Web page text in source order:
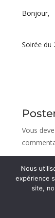
Bonjour,
Soirée du
Vous
©
Nous
expérience
site,